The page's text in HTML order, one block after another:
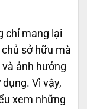
chỉ mang lại
sở hữu mà
ảnh hưởng
Vì vậy,
xem những